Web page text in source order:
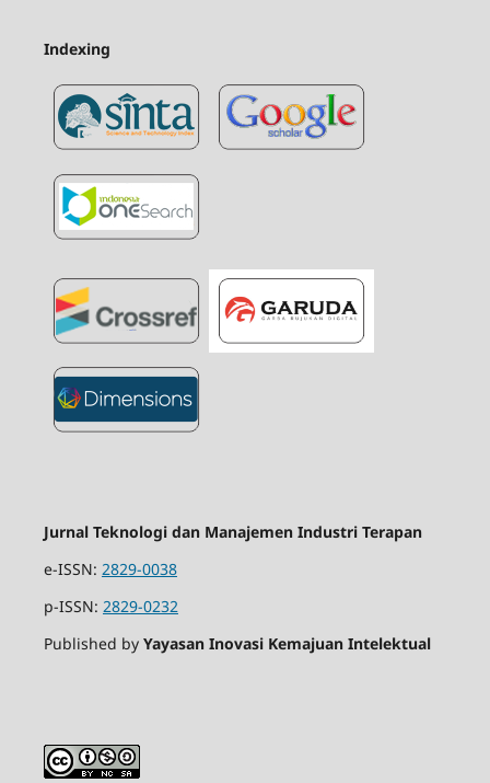
Indexing
Jurnal Teknologi dan Manajemen Industri Terapan
e-ISSN: 2829-0038
p-ISSN: 2829-0232
Published by Yayasan Inovasi Kemajuan Intelektual